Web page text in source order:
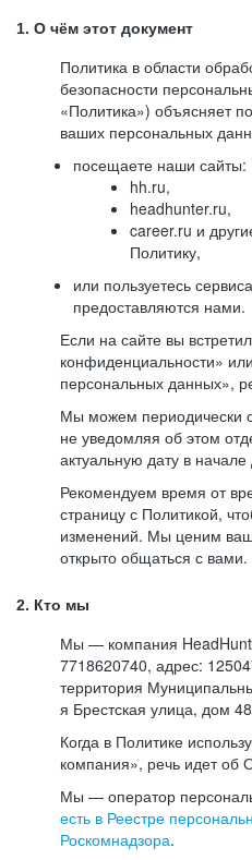
1. О чём этот документ
Политика в области
безопасности
«Политика») объясняет
ваших персональных
посещаете наши сайты:
hh.ru,
headhunter.ru,
career.ru и
Политику,
или пользуетесь
предоставляются нами.
Если на сайте вы
конфиденциальности»
персональных данных»,
Мы можем периодически
не уведомляя об этом
актуальную дату в
Рекомендуем время от
страницу с Политикой,
изменений. Мы ценим
открыто общаться с вами.
2. Кто мы
Мы — компания
7718620740, адрес:
территория
я Брестская улица, дом
Когда в Политике
компания», речь идет об
Мы — оператор
есть в Реестре
Роскомнадзора.